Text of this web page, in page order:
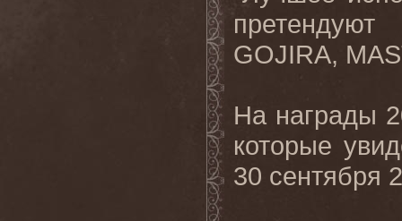
GOJIRA,
На награды
которые
30 сентября